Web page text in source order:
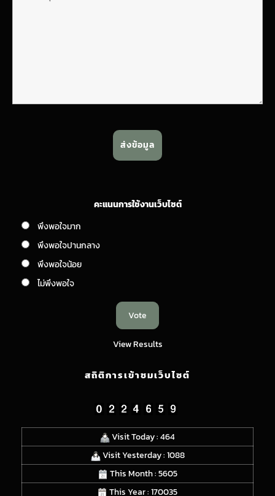
คะแนนการใช้งานเว็บไซต์
พึงพอใจมาก
พึงพอใจปานกลาง
พึงพอใจน้อย
ไม่พึงพอใจ
View Results
สถิติการเข้าชมเว็บไซต์
Visit Today : 464
Visit Yesterday : 1088
This Month : 5605
This Year : 170035